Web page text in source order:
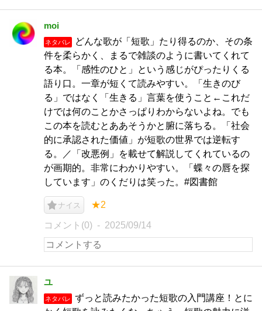
moi
ネタバレ
どんな歌が「短歌」たり得るのか、その条
件を柔らかく、まるで雑談のように書いてくれて
る本。「感性のひと」という感じがぴったりくる
語り口。一章が短くて読みやすい。「生きのび
る」ではなく「生きる」言葉を使うこと←これだ
けでは何のことかさっぱりわからないよね。でも
この本を読むとああそうかと腑に落ちる。「社会
的に承認された価値」が短歌の世界では逆転す
る。／「改悪例」を載せて解説してくれているの
が画期的。非常にわかりやすい。「蝶々の唇を探
しています」のくだりは笑った。#図書館
ナイス ★2
コメント(0) 2025/09/14
ユ
ネタバレ
ずっと読みたかった短歌の入門講座！とに